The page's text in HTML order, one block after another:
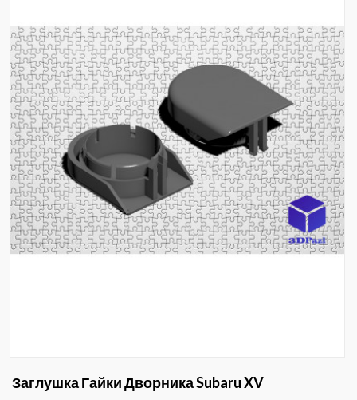
Заглушка Гайки Дворника Subaru XV